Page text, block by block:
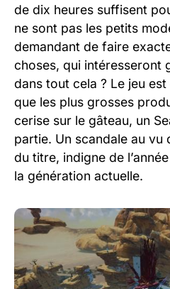
de dix heures suffisent
ne sont pas les petits
demandant de faire
choses, qui intéresseront
dans tout cela ? Le jeu
que les plus grosses
cerise sur le gâteau, un
partie. Un scandale au vu
du titre, indigne de
la génération actuelle.